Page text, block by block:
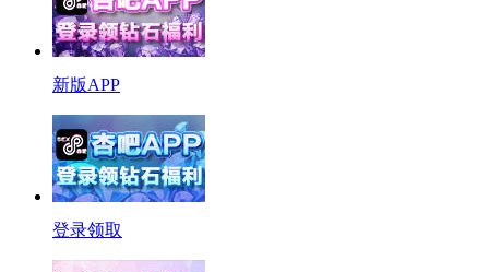
新版APP
登录领取